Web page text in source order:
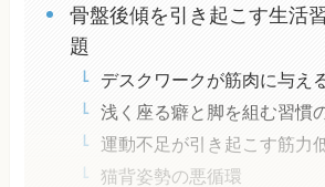
骨盤後傾を引き起こす生活
題
デスクワークが筋肉に与え
浅く座る癖と脚を組む習慣
運動不足が引き起こす筋力
猫背姿勢の悪循環